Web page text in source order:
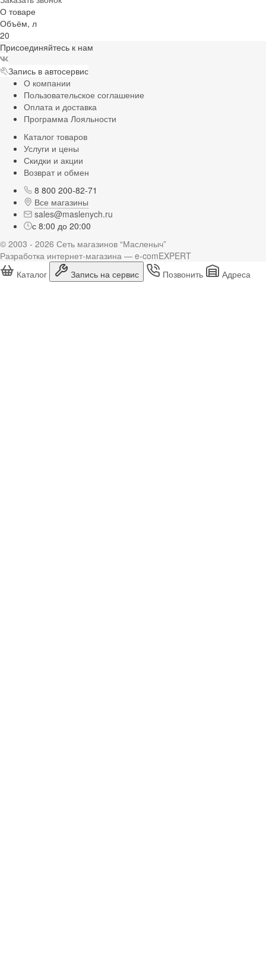
О товаре
Объём, л
20
Присоединяйтесь к нам
Запись в автосервис
О компании
Пользовательское соглашение
Оплата и доставка
Программа Лояльности
Каталог товаров
Услуги и цены
Скидки и акции
Возврат и обмен
8 800 200-82-71
Все магазины
sales@maslenych.ru
с 8:00 до 20:00
© 2003 - 2026 Сеть магазинов “Масленыч”
Разработка интернет-магазина — e-comEXPERT
Каталог
Запись на сервис Позвонить Адреса